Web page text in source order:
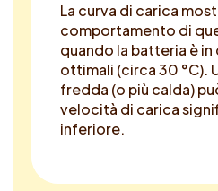
La curva di carica
comportamento di
quando la batteria è
ottimali (circa 30 °C).
fredda (o più calda)
velocità di carica
inferiore.